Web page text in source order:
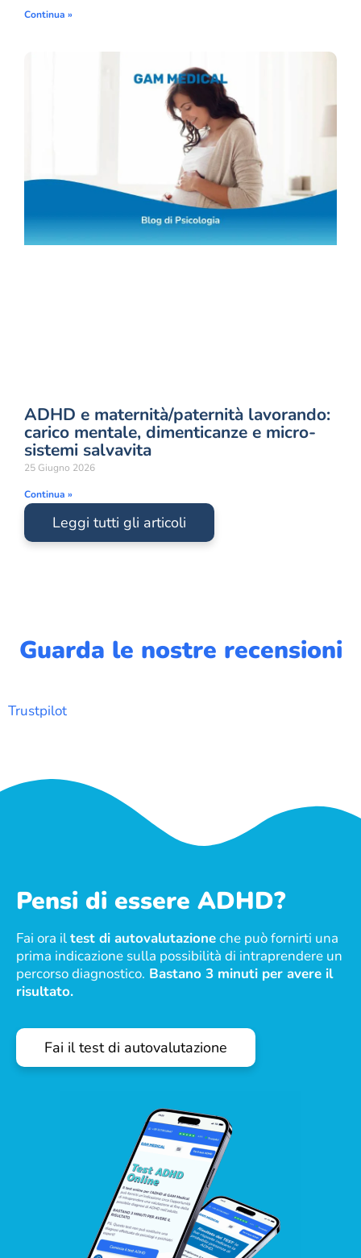
Continua »
ADHD e maternità/paternità lavorando:
carico mentale, dimenticanze e micro-
sistemi salvavita
25 Giugno 2026
Continua »
Leggi tutti gli articoli
Guarda le nostre recensioni
Trustpilot
Pensi di essere ADHD?
Fai ora iltest di autovalutazioneche può fornirti una
prima indicazione sulla possibilità di intraprendere un
percorso diagnostico. Bastano 3 minuti per avere il
risultato.
Fai il test di autovalutazione